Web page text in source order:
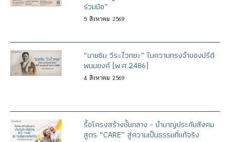
ร่วมมือ”
5 สิงหาคม 2569
“นายซิม วีระไวทยะ” ในความทรงจำของปรีดี
พนมยงค์ (พ.ศ.2486)
4 สิงหาคม 2569
รื้อโครงสร้างชั้นกลาง - บำนาญประกันสังคม
สูตร “CARE” สู่ความเป็นธรรมที่แท้จริง